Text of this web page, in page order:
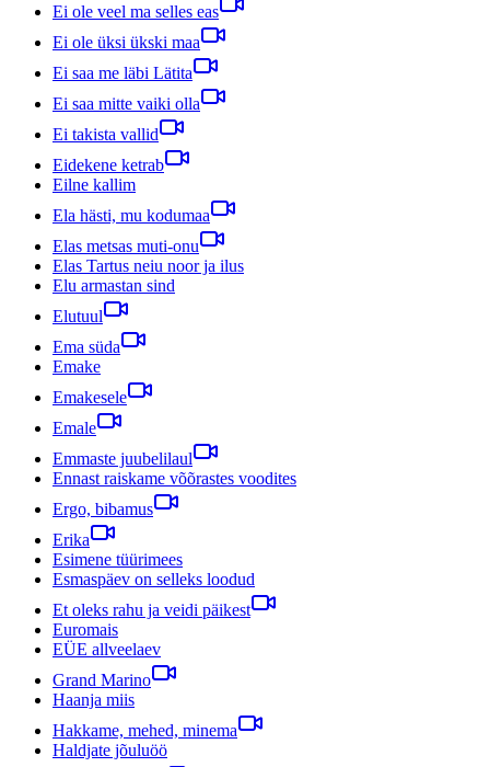
Ei ole veel ma selles eas
Ei ole üksi ükski maa
Ei saa me läbi Lätita
Ei saa mitte vaiki olla
Ei takista vallid
Eidekene ketrab
Eilne kallim
Ela hästi, mu kodumaa
Elas metsas muti-onu
Elas Tartus neiu noor ja ilus
Elu armastan sind
Elutuul
Ema süda
Emake
Emakesele
Emale
Emmaste juubelilaul
Ennast raiskame võõrastes voodites
Ergo, bibamus
Erika
Esimene tüürimees
Esmaspäev on selleks loodud
Et oleks rahu ja veidi päikest
Euromais
EÜE allveelaev
Grand Marino
Haanja miis
Hakkame, mehed, minema
Haldjate jõuluöö